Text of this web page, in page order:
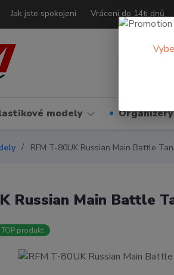
Jak jste spokojeni Vrácení do 14ti dnů
modely Organizéry
RFM T-80UK Russian Main Battle
Russian Main Battle
TOP produkt